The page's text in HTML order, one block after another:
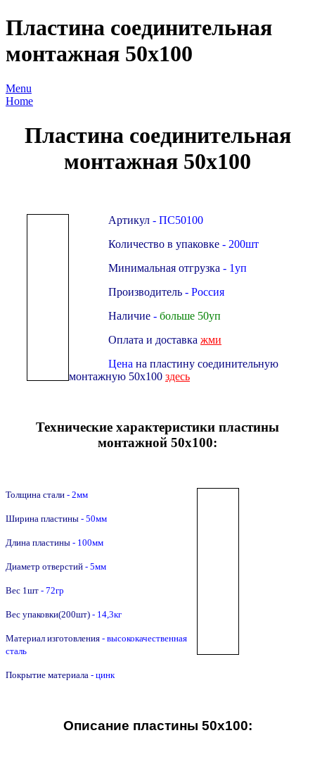
Пластина соединительная
монтажная 50х100
Menu
Home
Пластина соединительная
монтажная 50х100
Артикул - ПС50100
Количество в упаковке - 200шт
Минимальная отгрузка - 1уп
Производитель - Россия
Наличие - больше 50уп
Оплата и доставка жми
Цена на пластину соединительную
монтажную 50х100 здесь
Технические характеристики пластины
монтажной 50х100:
Толщина стали - 2мм
Ширина пластины - 50мм
Длина пластины - 100мм
Диаметр отверстий - 5мм
Вес 1шт - 72гр
Вес упаковки(200шт) - 14,3кг
Материал изготовления - высококачественная
сталь
Покрытие материала - цинк
Описание пластины 50х100: